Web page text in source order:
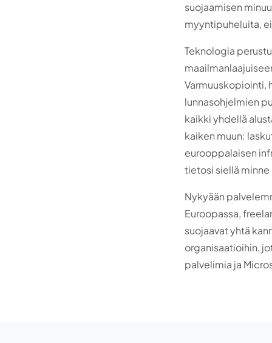
suojaamisen
myyntipuheluita,
Teknologia
Varmuuskopiointi,
lunnasohjelmien
kaikki yhdellä
kaiken muun:
eurooppalaisen
tietosi siellä minne
Nykyään
Euroopassa,
suojaavat yhtä
organisaatioihin,
palvelimia ja